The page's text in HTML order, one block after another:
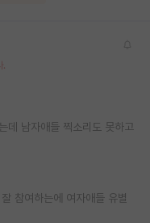
.
데 남자애들 찍소리도 못하고
참여하는에 여자애들 유별